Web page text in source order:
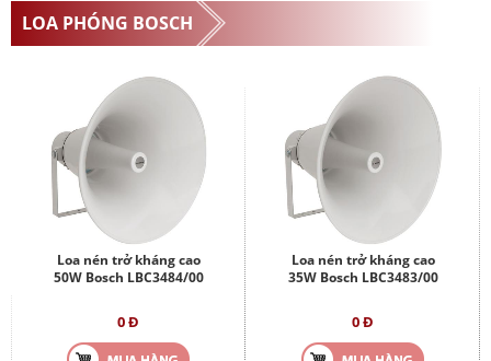
LOA PHÓNG BOSCH
Loa nén trở kháng cao
50W Bosch LBC3484/00
0 Đ
Loa nén trở kháng cao
35W Bosch LBC3483/00
0 Đ